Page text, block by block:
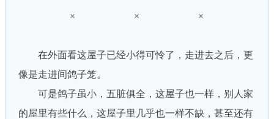
× × ×
在外面看这屋子已经小得可怜了，走进去之后，更
像是走进间鸽子笼。
可是鸽子虽小，五脏俱全，这屋子也一样，别人家
的屋里有些什么，这屋子里几乎也一样不缺，甚至还有